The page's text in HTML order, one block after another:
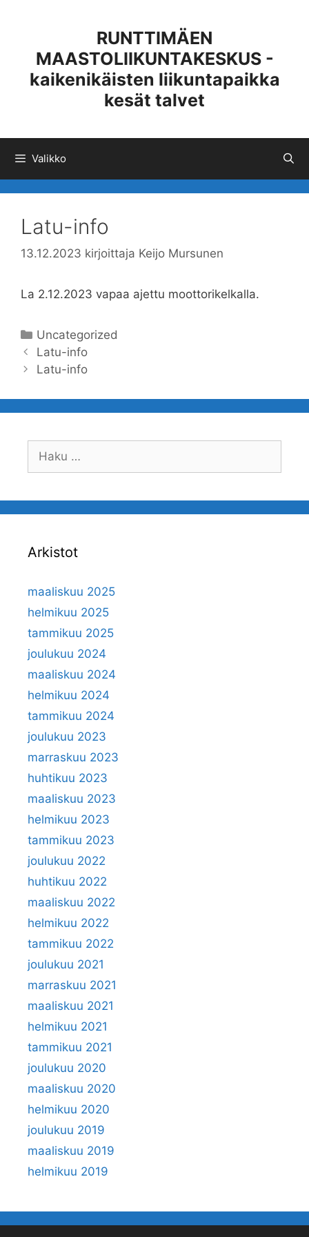
RUNTTIMÄEN
MAASTOLIIKUNTAKESKUS -
kaikenikäisten liikuntapaikka
kesät talvet
Valikko
Latu-info
13.12.2023 kirjoittaja Keijo Mursunen
La 2.12.2023 vapaa ajettu moottorikelkalla.
Kategoriat
Uncategorized
Artikkelien
selaus
Latu-info
Latu-info
Arkistot
maaliskuu 2025
helmikuu 2025
tammikuu 2025
joulukuu 2024
maaliskuu 2024
helmikuu 2024
tammikuu 2024
joulukuu 2023
marraskuu 2023
huhtikuu 2023
maaliskuu 2023
helmikuu 2023
tammikuu 2023
joulukuu 2022
huhtikuu 2022
maaliskuu 2022
helmikuu 2022
tammikuu 2022
joulukuu 2021
marraskuu 2021
maaliskuu 2021
helmikuu 2021
tammikuu 2021
joulukuu 2020
maaliskuu 2020
helmikuu 2020
joulukuu 2019
maaliskuu 2019
helmikuu 2019